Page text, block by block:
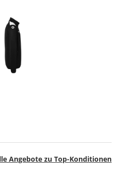
Angebote zu Top-Konditionen